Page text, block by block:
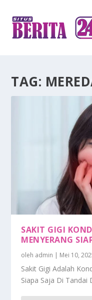
TAG:
SAKIT GIGI
MENYERANG
oleh admin | Mei 10,
Sakit Gigi Adalah
Siapa Saja Di Tandai